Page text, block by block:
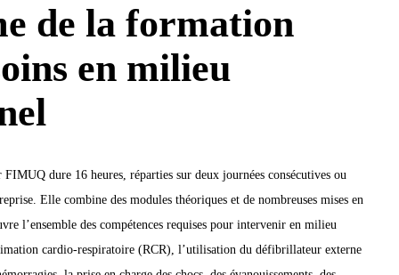
de la formation
en milieu
dure 16 heures, réparties sur deux journées consécutives ou
Elle combine des modules théoriques et de nombreuses mises en
l’ensemble des compétences requises pour intervenir en milieu
cardio-respiratoire (RCR), l’utilisation du défibrillateur externe